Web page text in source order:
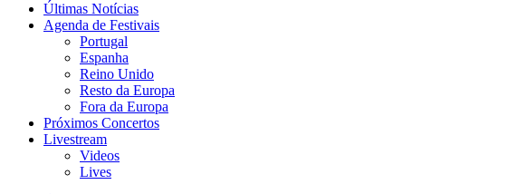
Últimas Notícias
Agenda de Festivais
Portugal
Espanha
Reino Unido
Resto da Europa
Fora da Europa
Próximos Concertos
Livestream
Videos
Lives